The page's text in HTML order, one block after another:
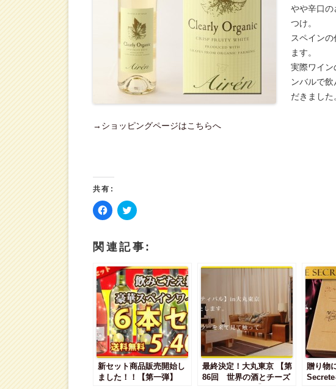
やや辛口の
つけ。
スペイン
ます。
実際ワイン
ンバルで
だきました
→ショッピングページはこちらへ
共有:
F
a
b
o
k
で
共
有
す
る
に
は
ク
リ
ッ
ク
し
て
く
だ
ク
リ
し
て
T
w
i
t
t
e
r
で
共
有
(
新
し
い
ウ
ィ
ン
関連記事:
新セット商品販売開始し
ました！！【第一弾】
最終決定！大丸東京 【第
86回 世界の酒とチーズ
贈り物
Secrete